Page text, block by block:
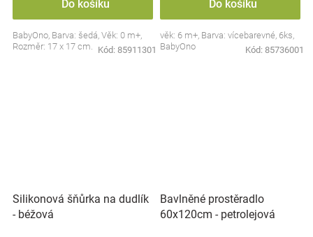
Do košíku
BabyOno, Barva: šedá, Věk: 0 m+,
Rozměr: 17 x 17 cm.
Kód: 85911301
Do košíku
věk: 6 m+, Barva: vícebarevné, 6ks,
BabyOno
Kód: 85736001
Silikonová šňůrka na dudlík
- béžová
Bavlněné prostěradlo
60x120cm - petrolejová